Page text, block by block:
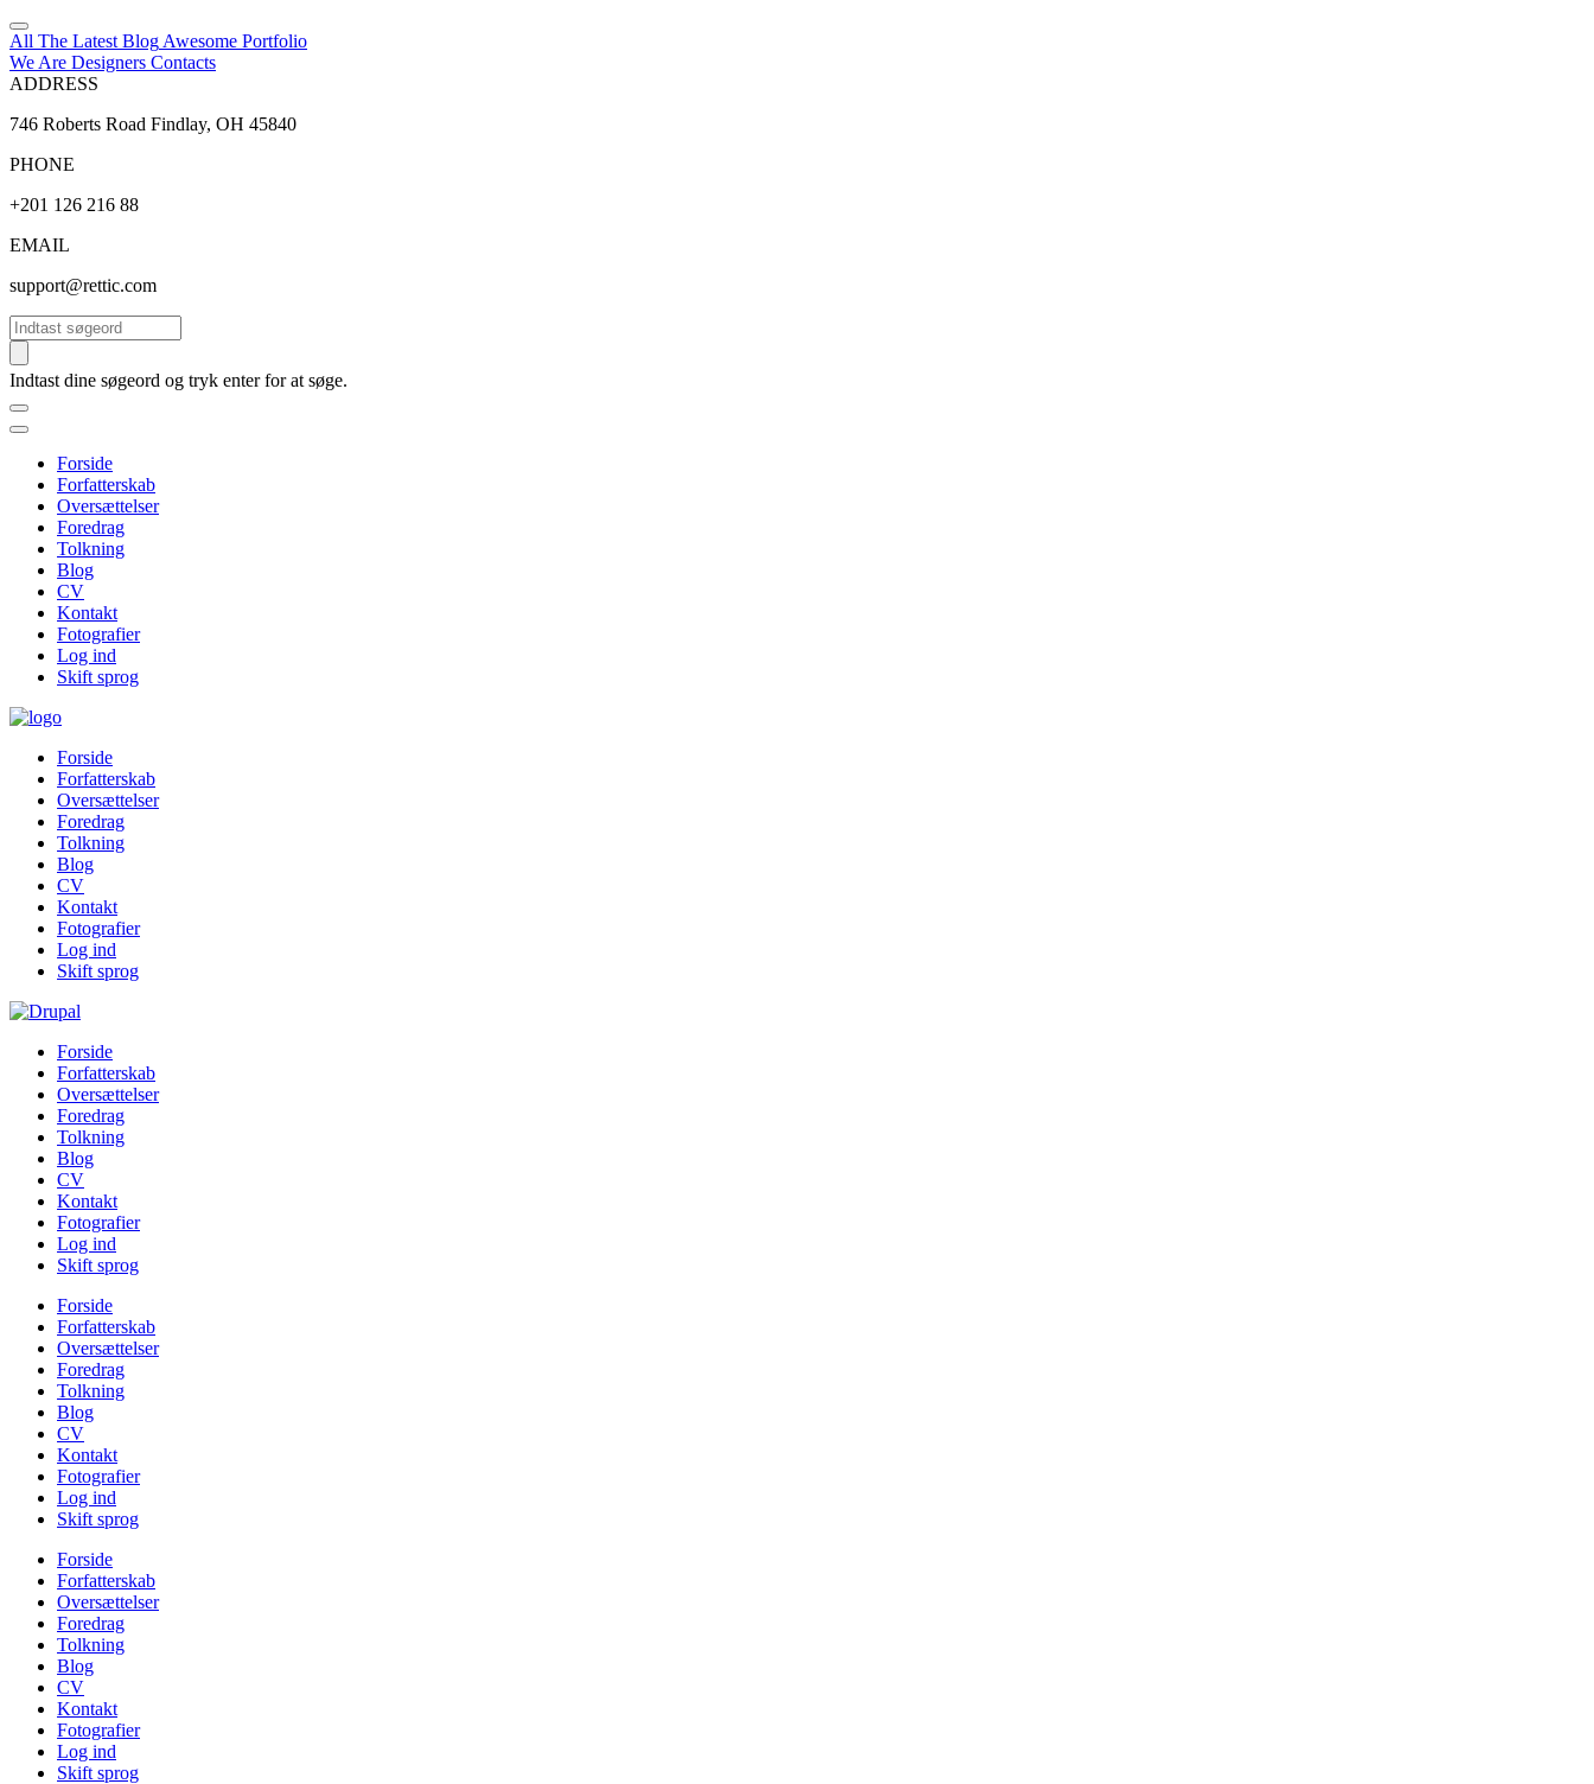
All The Latest Blog Awesome Portfolio
We Are Designers Contacts
ADDRESS
746 Roberts Road Findlay, OH 45840
PHONE
+201 126 216 88
EMAIL
support@rettic.com
Søg
Indtast dine søgeord og tryk enter for at søge.
Forside
Forfatterskab
Oversættelser
Foredrag
Tolkning
Blog
CV
Kontakt
Fotografier
Log ind
Skift sprog
Forside
Forfatterskab
Oversættelser
Foredrag
Tolkning
Blog
CV
Kontakt
Fotografier
Log ind
Skift sprog
Forside
Forfatterskab
Oversættelser
Foredrag
Tolkning
Blog
CV
Kontakt
Fotografier
Log ind
Skift sprog
Forside
Forfatterskab
Oversættelser
Foredrag
Tolkning
Blog
CV
Kontakt
Fotografier
Log ind
Skift sprog
Forside
Forfatterskab
Oversættelser
Foredrag
Tolkning
Blog
CV
Kontakt
Fotografier
Log ind
Skift sprog